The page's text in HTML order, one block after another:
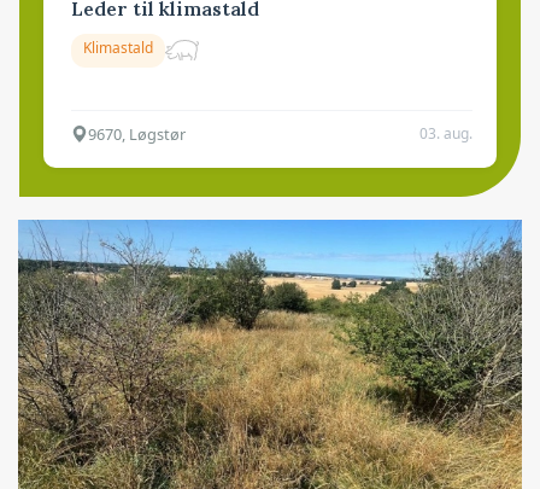
Leder til klimastald
Klimastald
9670, Løgstør 03. aug.